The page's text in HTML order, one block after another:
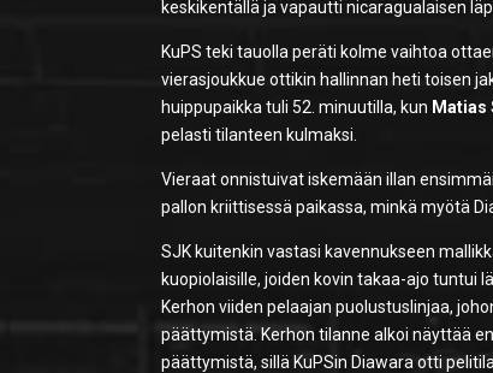
keskikentällä ja vapautti nicaragualaisen
KuPS teki tauolla peräti kolme vaihtoa
vierasjoukkue ottikin hallinnan heti toisen
huippupaikka tuli 52. minuutilla, kun Matias
pelasti tilanteen kulmaksi.
Vieraat onnistuivat iskemään illan
pallon kriittisessä paikassa, minkä myötä
SJK kuitenkin vastasi kavennukseen
kuopiolaisille, joiden kovin takaa-ajo tuntui
Kerhon viiden pelaajan puolustuslinjaa,
päättymistä. Kerhon tilanne alkoi näyttää
päättymistä, sillä KuPSin Diawara otti